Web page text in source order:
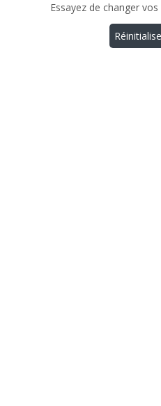
Essayez de changer